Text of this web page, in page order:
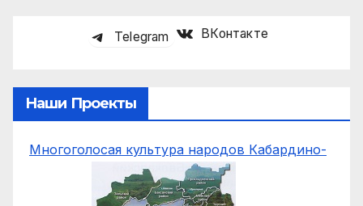
Telegram ВКонтакте
Наши Проекты
Многоголосая культура народов Кабардино-